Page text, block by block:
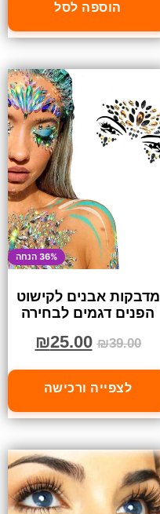
הוספה לסל
36% הנחה
מדבקות אבנים לקישוט
הפנים דגמים לבחירה
₪39.00
₪25.00
לצפייה ורכישה